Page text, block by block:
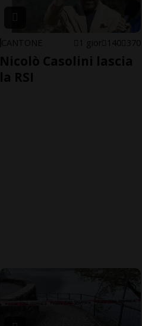
CANTONE 1 gior 140 370
Nicolò Casolini lascia
la RSI